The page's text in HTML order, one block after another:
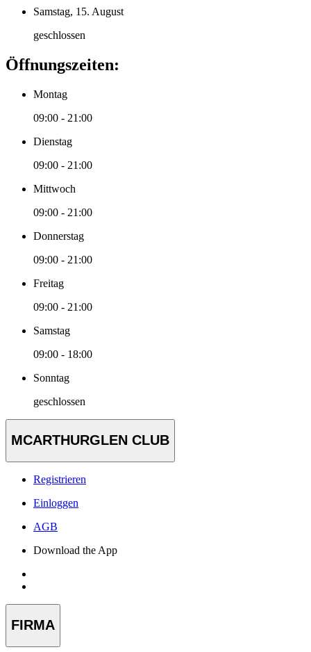
Samstag, 15. August
geschlossen
Öffnungszeiten:
Montag
09:00 - 21:00
Dienstag
09:00 - 21:00
Mittwoch
09:00 - 21:00
Donnerstag
09:00 - 21:00
Freitag
09:00 - 21:00
Samstag
09:00 - 18:00
Sonntag
geschlossen
MCARTHURGLEN CLUB
Registrieren
Einloggen
AGB
Download the App
FIRMA